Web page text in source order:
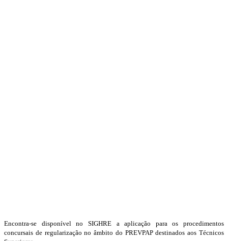
Encontra-se disponível no SIGHRE a aplicação para os procedimentos
concursais de regularização no âmbito do PREVPAP destinados aos Técnicos